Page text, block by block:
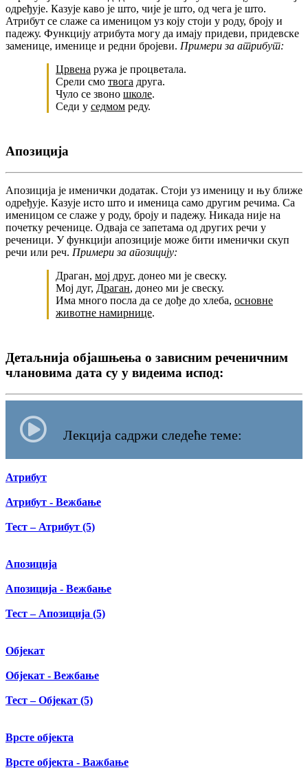
одређује. Казује каво је што, чије је што, од чега је што.
Атрибут се слаже са именицом уз коју стоји у роду, броју и
падежу. Функцију атрибута могу да имају придеви, придевске
заменице, именице и редни бројеви. Примери за атрибут:
Црвена ружа је процветала.
Срели смо твога друга.
Чуло се звоно школе.
Седи у седмом реду.
Апозиција
Апозиција је именички додатак. Стоји уз именицу и њу ближе
одређује. Казује исто што и именица само другим речима. Са
именицом се слаже у роду, броју и падежу. Никада није на
почетку реченице. Одваја се запетама од других речи у
реченици. У функцији апозиције може бити именички скуп
речи или реч. Примери за апозицију:
Драган, мој друг, донео ми је свеску.
Мој дуг, Драган, донео ми је свеску.
Има много посла да се дође до хлеба, основне
животне намирнице.
Детаљнија објашњења о зависним реченичним
члановима дата су у видеима испод:
Лекција садржи следеће теме:
Атрибут
Атрибут - Вежбање
Тест – Атрибут (5)
Апозиција
Апозиција - Вежбање
Тест – Апозиција (5)
Објекат
Објекат - Вежбање
Тест – Објекат (5)
Врсте објекта
Врсте објекта - Важбање